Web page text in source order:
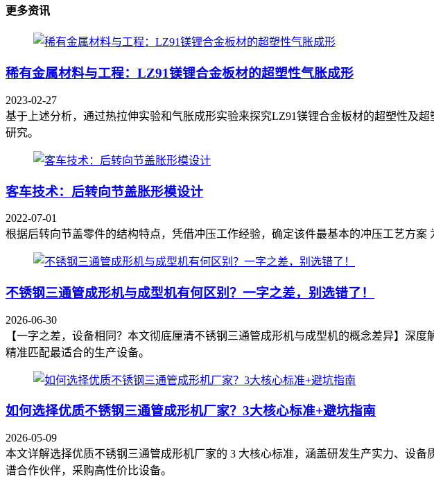
更多资讯
稀有金属材料与工程：LZ91镁锂合金板材的超塑性气胀成形
2023-02-27
基于上述分析，通过热拉伸实验和气胀成形实验来探究LZ91镁锂合金板材的超塑性及
研究。
客车技术：后转向节盖胀形模设计
2022-07-01
根据后转向节盖零件的结构特点，凭借冲压工作经验，确定该件最基本的冲压工艺方案
不锈钢三通管成形机与成型机有何区别？一字之差，别选错了！
2026-06-30
【一字之差，设备相同？本文彻底厘清不锈钢三通管成形机与成型机的概念差异】深
精准匹配最适合的生产设备。
如何选择优质不锈钢三通管成形机厂家？3大核心标准+避坑指南
2026-05-09
本文详解选择优质不锈钢三通管成形机厂家的 3 大核心标准，涵盖研发生产实力、设
谱合作伙伴，采购高性价比设备。